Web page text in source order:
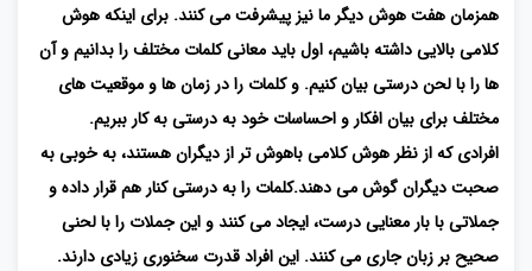
همزمان هفت هوش دیگر ما نیز پیشرفت می کنند. برای اینکه هوش
کلامی بالایی داشته باشیم، اول باید معانی کلمات مختلف را بدانیم و آن
ها را با لحن درستی بیان کنیم. و کلمات را در زمان ها و موقعیت های
مختلف برای بیان افکار و احساسات خود به درستی به کار ببریم.
افرادی که از نظر هوش کلامی باهوش تر از دیگران هستند، به خوبی به
صحبت دیگران گوش می دهند.کلمات را به درستی کنار هم قرار داده و
جملاتی با بار معنایی درست، ایجاد می کنند و این جملات را با لحنی
صحیح بر زبان جاری می کنند. این افراد قدرت سخنوری زیادی دارند.